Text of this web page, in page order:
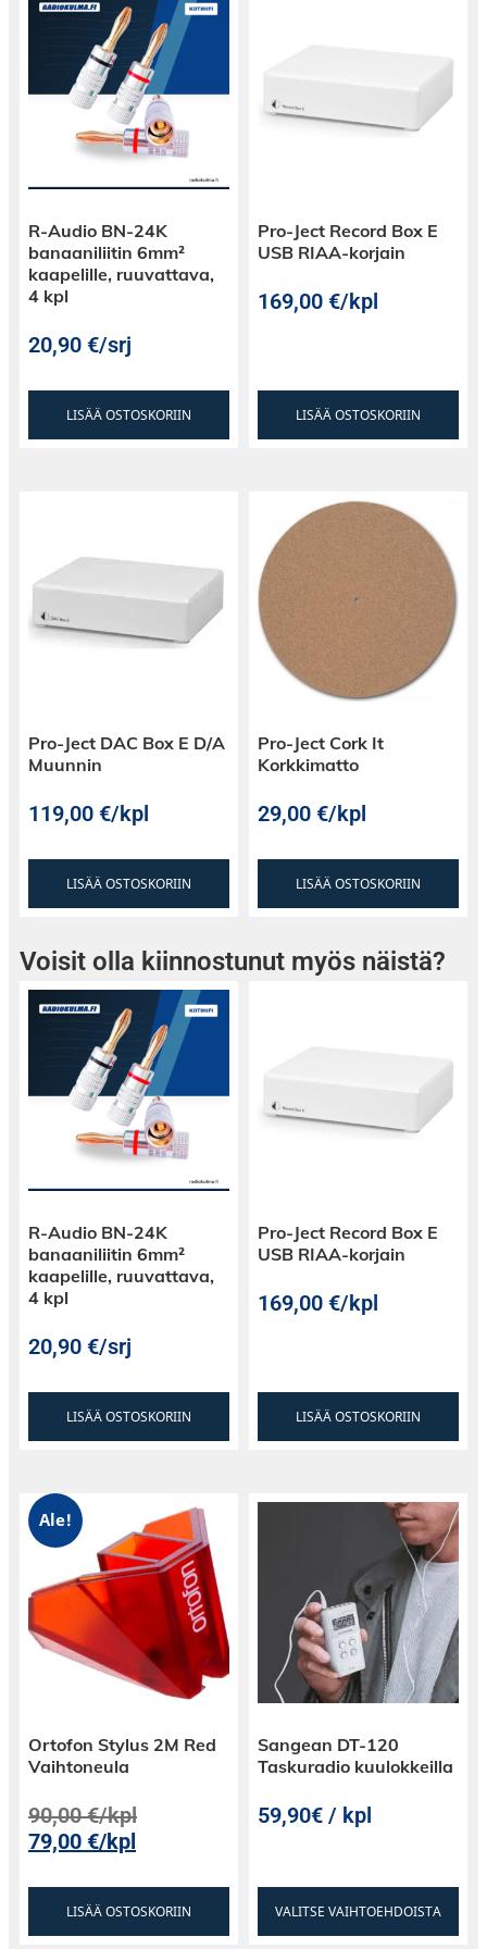
Como sarjan laiteteline rakennetaan pinoamalla
Como sarjan moduleita Base pohjalevyn päälle.
Saatavilla on seuraavia moduleita, täppää
lisätietoja varten.
Como 1 (18.3cm korkea moduli)
Como 2 (21.3cm korkea moduli)
Como 3 (31.3cm korkea moduli)
R-Audio BN-24K
banaaniliitin 6mm²
kaapelille, ruuvattava,
4 kpl
20,90€/srj
LISÄÄ OSTOSKORIIN
Pro-Ject Record Box E
USB RIAA-korjain
169,00€/kpl
LISÄÄ OSTOSKORIIN
Pro-Ject DAC Box E D/A
Muunnin
119,00€/kpl
LISÄÄ OSTOSKORIIN
Pro-Ject Cork It
Korkkimatto
29,00€/kpl
LISÄÄ OSTOSKORIIN
Voisit olla kiinnostunut myös näistä?
R-Audio BN-24K
banaaniliitin 6mm²
kaapelille, ruuvattava,
4 kpl
20,90€/srj
LISÄÄ OSTOSKORIIN
Pro-Ject Record Box E
USB RIAA-korjain
169,00€/kpl
LISÄÄ OSTOSKORIIN
Ale!
Ortofon Stylus 2M Red
Vaihtoneula
90,00€/kpl
79,00€/kpl
LISÄÄ OSTOSKORIIN
Sangean DT-120
Taskuradio kuulokkeilla
59,90€ / kpl
VALITSE VAIHTOEHDOISTA